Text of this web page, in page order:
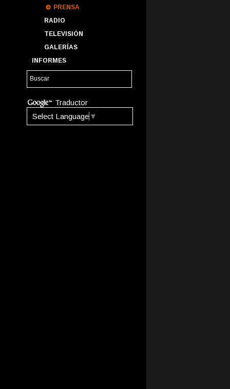
PRENSA
RADIO
TELEVISIÓN
GALERÍAS
INFORMES
Traductor
Select Language ▼